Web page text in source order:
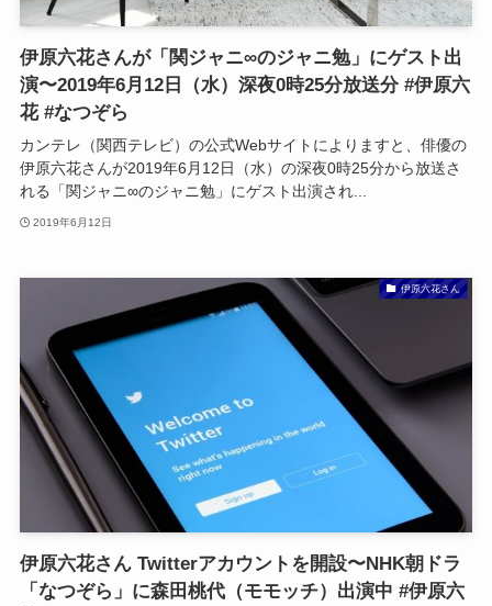
伊原六花さんが「関ジャニ∞のジャニ勉」にゲスト出
演〜2019年6月12日（水）深夜0時25分放送分 #伊原六
花 #なつぞら
カンテレ（関西テレビ）の公式Webサイトによりますと、俳優の
伊原六花さんが2019年6月12日（水）の深夜0時25分から放送さ
れる「関ジャニ∞のジャニ勉」にゲスト出演され...
2019年6月12日
伊原六花さん
伊原六花さん Twitterアカウントを開設〜NHK朝ドラ
「なつぞら」に森田桃代（モモッチ）出演中 #伊原六